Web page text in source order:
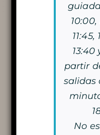
VISITA LA
LA DOBLE
VISITA
Télé Pelous 2025
Recorte
Siguiente
10:00,
11:45,
13:40
partir
salidas
No